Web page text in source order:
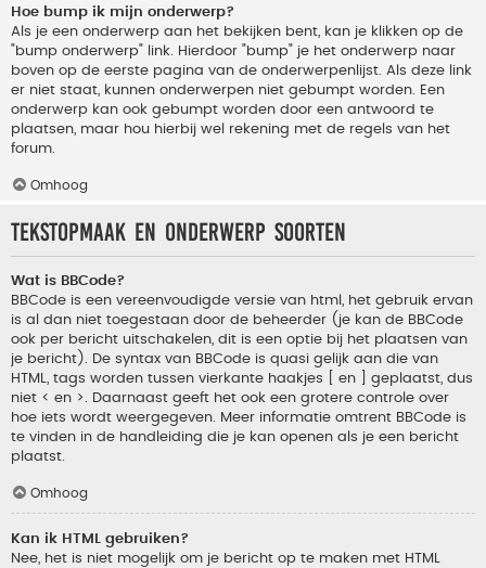
Hoe bump ik mijn onderwerp?
Als je een onderwerp aan het bekijken bent, kan je klikken op de
"bump onderwerp" link. Hierdoor "bump" je het onderwerp naar
boven op de eerste pagina van de onderwerpenlijst. Als deze link
er niet staat, kunnen onderwerpen niet gebumpt worden. Een
onderwerp kan ook gebumpt worden door een antwoord te
plaatsen, maar hou hierbij wel rekening met de regels van het
forum.
Omhoog
Tekstopmaak en onderwerp soorten
Wat is BBCode?
BBCode is een vereenvoudigde versie van html, het gebruik ervan
is al dan niet toegestaan door de beheerder (je kan de BBCode
ook per bericht uitschakelen, dit is een optie bij het plaatsen van
je bericht). De syntax van BBCode is quasi gelijk aan die van
HTML, tags worden tussen vierkante haakjes [ en ] geplaatst, dus
niet < en >. Daarnaast geeft het ook een grotere controle over
hoe iets wordt weergegeven. Meer informatie omtrent BBCode is
te vinden in de handleiding die je kan openen als je een bericht
plaatst.
Omhoog
Kan ik HTML gebruiken?
Nee, het is niet mogelijk om je bericht op te maken met HTML